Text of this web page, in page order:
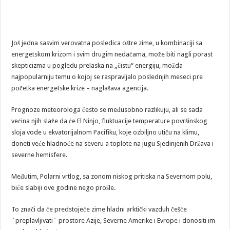
Još jedna sasvim verovatna posledica oštre zime, u kombinaciji sa
energetskom krizom i svim drugim nedaćama, može biti nagli porast
skepticizma u pogledu prelaska na „čistu“ energiju, možda
najpopularniju temu o kojoj se raspravljalo poslednjih meseci pre
početka energetske krize – naglašava agencija.
Prognoze meteorologa često se međusobno razlikuju, ali se sada
većina njih slaže da će El Ninjo, fluktuacije temperature površinskog
sloja vode u ekvatorijalnom Pacifiku, koje ozbiljno utiču na klimu,
doneti veće hladnoće na severu a toplote na jugu Sjedinjenih Država i
severne hemisfere.
Međutim, Polarni vrtlog, sa zonom niskog pritiska na Severnom polu,
biće slabiji ove godine nego prošle.
To znači da će predstojeće zime hladni arktički vazduh češće
`preplavljivati` prostore Azije, Severne Amerike i Evrope i donositi im